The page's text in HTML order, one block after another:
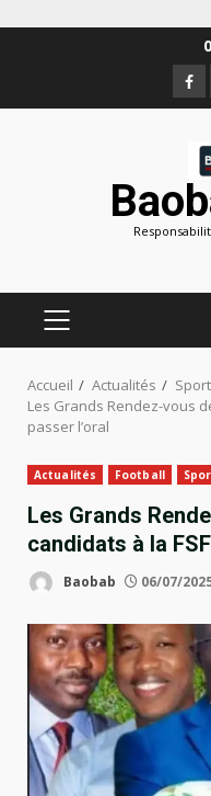
MENU
PRINCIPAL
Accueil Actualités
Sport
Les Grands Rendez-vous
passer l’oral
Actualités Football
Les Grands
candidats à la
Baobab 06/07/